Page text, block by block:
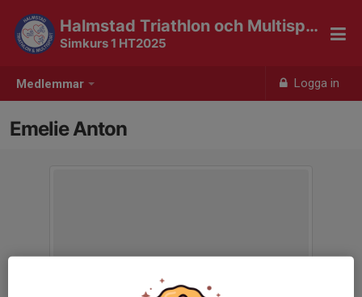
Medlemmar Logga in
Halmstad Triathlon och Multisport
Simkurs 1 HT2025
Emelie Anton